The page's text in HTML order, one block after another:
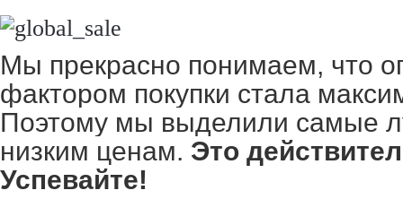
Мы прекрасно понимаем, что
фактором покупки стала
Поэтому мы выделили самые
низким ценам. Это
Успевайте!